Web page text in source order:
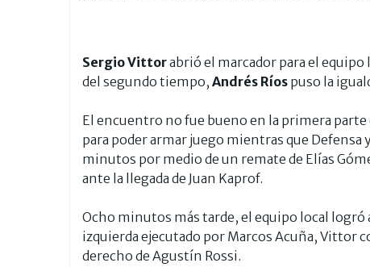
Sergio Vittorabrió el marcador para el equipo
del segundo tiempo, Andrés Ríos puso la
El encuentro no fue bueno en la primera parte
para poder armar juego mientras que Defensa
minutos por medio de un remate de Elías
ante la llegada de Juan Kaprof.
Ocho minutos más tarde, el equipo local
izquierda ejecutado por Marcos Acuña, Vittor
derecho de Agustín Rossi.